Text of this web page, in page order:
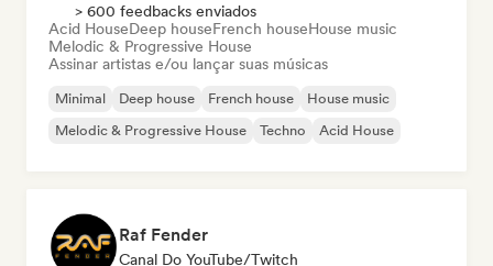
> 600 feedbacks enviados
Acid HouseDeep houseFrench houseHouse music
Melodic & Progressive House
Assinar artistas e/ou lançar suas músicas
Minimal Deep house French house
House music
Melodic & Progressive House
Techno Acid House
Raf Fender
Canal Do YouTube/Twitch